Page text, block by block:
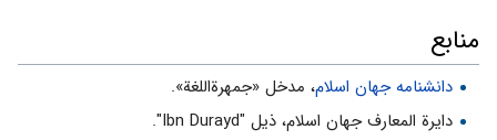
منابع
دانشنامه جهان اسلام، مدخل «جمهرةاللغة».
دایرة المعارف جهان اسلام، ذیل "Ibn Durayd".